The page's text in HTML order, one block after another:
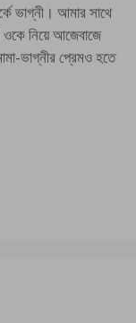
ভাগ্নী। আমার সাথে
নিয়ে আজেবাজে
ভাগ্নীর প্রেমও হতে